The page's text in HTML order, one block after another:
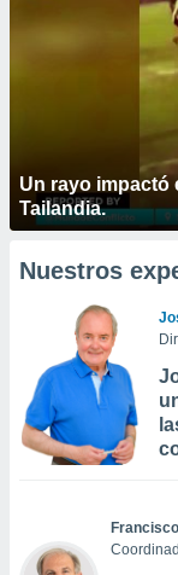
Un rayo impactó
Tailandia.
Nuestros